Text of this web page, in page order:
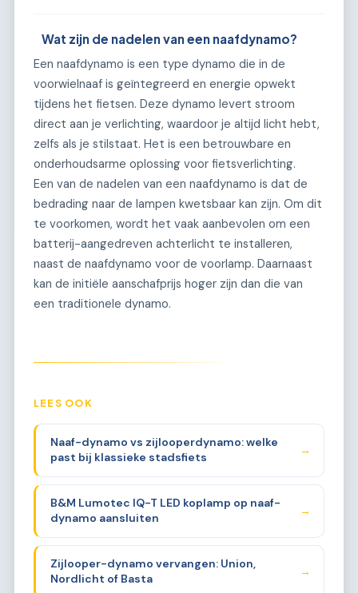
Wat zijn de nadelen van een naafdynamo?
Een naafdynamo is een type dynamo die in de
voorwielnaaf is geïntegreerd en energie opwekt
tijdens het fietsen. Deze dynamo levert stroom
direct aan je verlichting, waardoor je altijd licht hebt,
zelfs als je stilstaat. Het is een betrouwbare en
onderhoudsarme oplossing voor fietsverlichting.
Een van de nadelen van een naafdynamo is dat de
bedrading naar de lampen kwetsbaar kan zijn. Om dit
te voorkomen, wordt het vaak aanbevolen om een
batterij-aangedreven achterlicht te installeren,
naast de naafdynamo voor de voorlamp. Daarnaast
kan de initiële aanschafprijs hoger zijn dan die van
een traditionele dynamo.
LEES OOK
Naaf-dynamo vs zijlooperdynamo: welke
past bij klassieke stadsfiets
→
B&M Lumotec IQ-T LED koplamp op naaf-
dynamo aansluiten
→
Zijlooper-dynamo vervangen: Union,
Nordlicht of Basta
→